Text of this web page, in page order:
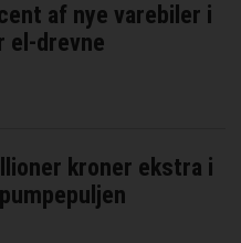
af nye varebiler i
el-drevne
kroner ekstra i